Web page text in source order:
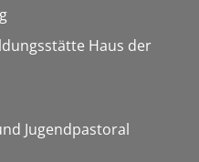
Haus der
Jugendpastoral